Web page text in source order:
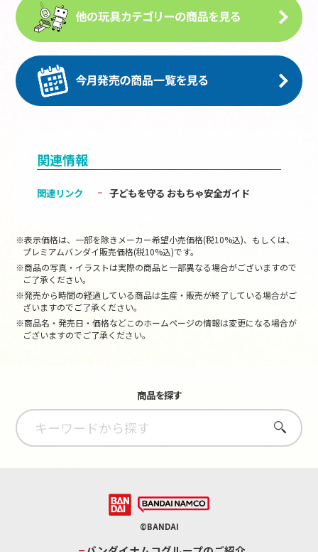
関連情報
関連リンク 子どもを守る おもちゃ安全ガイド
※表示価格は、一部を除きメーカー希望小売価格(税10%込)、もしくは、
プレミアムバンダイ販売価格(税10%込)です。
※商品の写真・イラストは実際の商品と一部異なる場合がございますので
ご了承ください。
※発売から時間の経過している商品は生産・販売が終了している場合がご
ざいますのでご了承ください。
※商品名・発売日・価格などこのホームページの情報は変更になる場合が
ございますのでご了承ください。
商品を探す
さがす
©BANDAI